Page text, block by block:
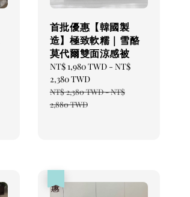
首批優惠【韓國製
造】極致軟糯｜雪酪
莫代爾雙面涼感被
Sale
price
NT$ 1,980 TWD- NT$
2,380 TWD
Regular
price
NT$ 2,380 TWD-NT$
2,880 TWD